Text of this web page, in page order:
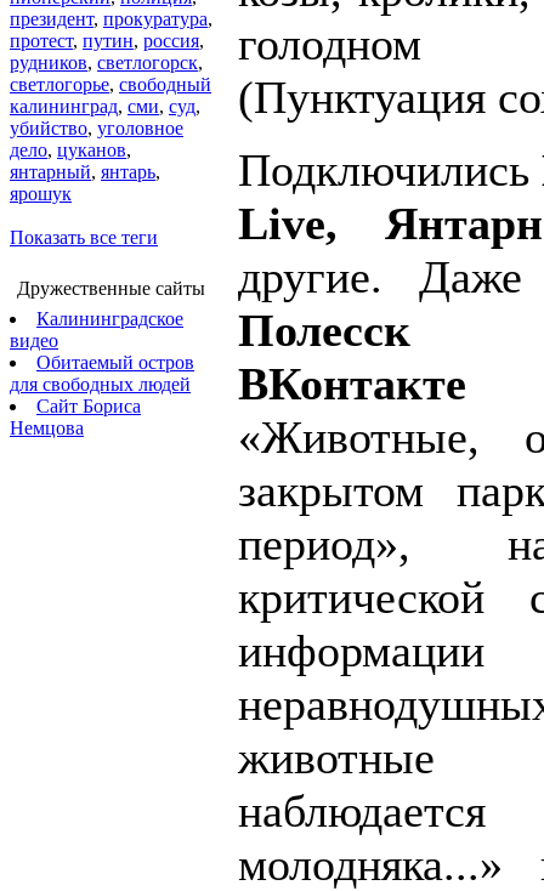
президент, прокуратура,
протест, путин, россия,
рудников, светлогорск,
светлогорье, свободный
калининград, сми, суд,
убийство, уголовное
дело, цуканов,
янтарный, янтарь,
ярошук
Показать все теги
Дружественные сайты
Калининградское
видео
Обитаемый остров
для свободных людей
Сайт Бориса
Немцова
(Пунктуация
Подключились
Live,
другие.
Полесск
ВКонтакте
«Животные,
закрытом
период»,
критической
животные